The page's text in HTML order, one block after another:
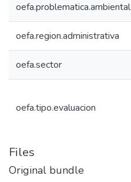
oefa.problematica.ambiental
oefa.region.administrativa
oefa.sector
oefa.tipo.evaluacion
Files
Original bundle